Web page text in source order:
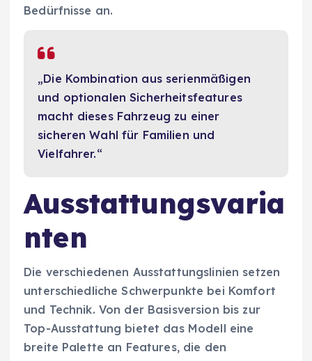
Bedürfnisse an.
„Die Kombination aus serienmäßigen
und optionalen Sicherheitsfeatures
macht dieses Fahrzeug zu einer
sicheren Wahl für Familien und
Vielfahrer.“
Ausstattungsvaria
nten
Die verschiedenen Ausstattungslinien setzen
unterschiedliche Schwerpunkte bei Komfort
und Technik. Von der Basisversion bis zur
Top-Ausstattung bietet das Modell eine
breite Palette an Features, die den